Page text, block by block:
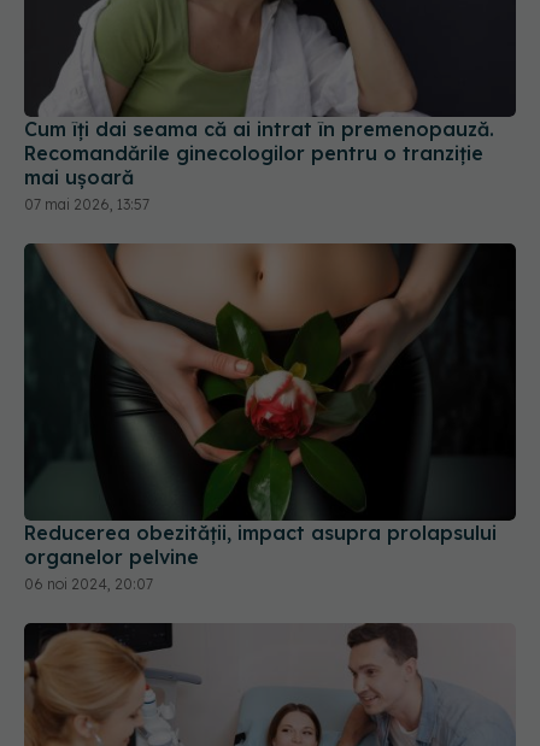
Cum îți dai seama că ai intrat în premenopauză.
Recomandările ginecologilor pentru o tranziție
mai ușoară
07 mai 2026, 13:57
Reducerea obezității, impact asupra prolapsului
organelor pelvine
06 noi 2024, 20:07